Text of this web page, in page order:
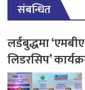
संबन्धित
लर्डबुद्धमा
लिडरसिप’